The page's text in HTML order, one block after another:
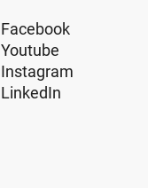
Facebook
Youtube
Instagram
LinkedIn